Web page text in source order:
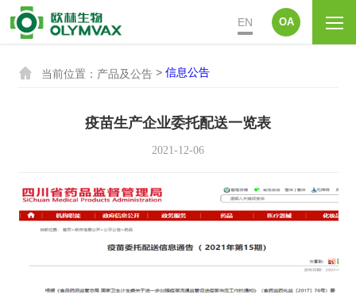
EN OA
 当前位置： 产品及公告 >信息公告
疫苗生产企业委托配送一览表
2021-12-06